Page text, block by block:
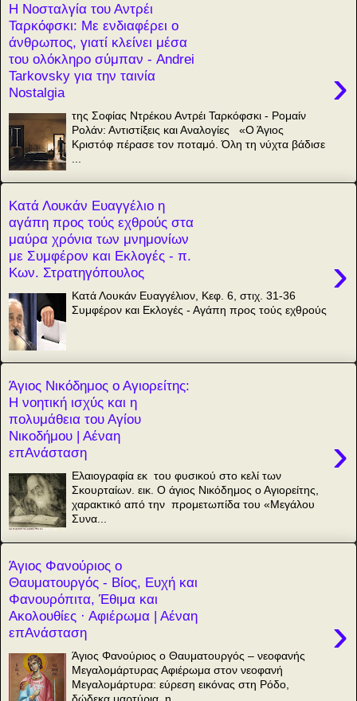
Η Νοσταλγία του Αντρέι
Ταρκόφσκι: Με ενδιαφέρει ο
άνθρωπος, γιατί κλείνει μέσα
του ολόκληρο σύμπαν - Andrei
Tarkovsky για την ταινία
Nostalgia
›
της Σοφίας Ντρέκου Αντρέι Ταρκόφσκι - Ρομαίν
Ρολάν: Αντιστίξεις και Αναλογίες «Ο Άγιος
Κριστόφ πέρασε τον ποταμό. Όλη τη νύχτα βάδισε
Κατά Λουκάν Ευαγγέλιο η
αγάπη προς τούς εχθρούς στα
μαύρα χρόνια των μνημονίων
με Συμφέρον και Εκλογές - π.
Κων. Στρατηγόπουλος
›
Κατά Λουκάν Ευαγγέλιον, Κεφ. 6, στιχ. 31-36
Συμφέρον και Εκλογές - Αγάπη προς τούς εχθρούς
Άγιος Νικόδημος ο Αγιορείτης:
Η νοητική ισχύς και η
πολυμάθεια του Αγίου
Νικοδήμου | Αέναη
επΑνάσταση
›
Ελαιογραφία εκ του φυσικού στο κελί των
Σκουρταίων. εικ. Ο άγιος Νικόδημος ο Αγιορείτης,
χαρακτικό από την προμετωπίδα του «Μεγάλου
Συνα...
Άγιος Φανούριος ο
Θαυματουργός - Βίος, Ευχή και
Φανουρόπιτα, Έθιμα και
Ακολουθίες · Αφιέρωμα | Αέναη
επΑνάσταση
›
Άγιος Φανούριος ο Θαυματουργός – νεοφανής
Μεγαλομάρτυρας Αφιέρωμα στον νεοφανή
Μεγαλομάρτυρα: εύρεση εικόνας στη Ρόδο,
δώδεκα μαρτύρια, η...